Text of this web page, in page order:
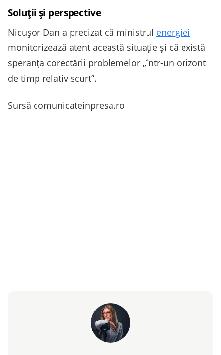
Soluții și perspective
Nicușor Dan a precizat că ministrul energiei
monitorizează atent această situație și că există
speranța corectării problemelor „într-un orizont
de timp relativ scurt”.
Sursă comunicateinpresa.ro